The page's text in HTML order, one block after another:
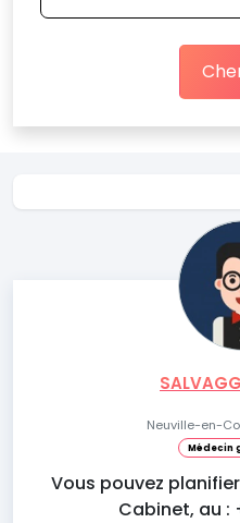
Neuville-en-
Médecin
Vous pouvez
Cabinet, au :